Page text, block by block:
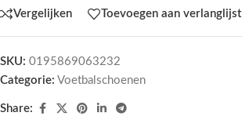
Vergelijken Toevoegen aan verlanglijst
SKU: 0195869063232
Categorie: Voetbalschoenen
Share: